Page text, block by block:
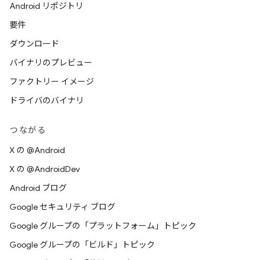
Android リポジトリ
要件
ダウンロード
バイナリのプレビュー
ファクトリー イメージ
ドライバのバイナリ
つながる
X の @Android
X の @AndroidDev
Android ブログ
Google セキュリティ ブログ
Google グループの「プラットフォーム」トピック
Google グループの「ビルド」トピック